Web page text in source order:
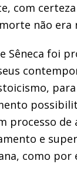
com
não era
Sêneca foi
processo
e
como por